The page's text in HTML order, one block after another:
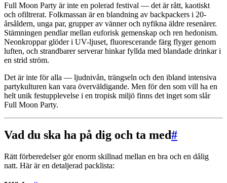
Full Moon Party är inte en polerad festival — det är rått, kaotiskt
och ofiltrerat. Folkmassan är en blandning av backpackers i 20-
årsåldern, unga par, grupper av vänner och nyfikna äldre resenärer.
Stämningen pendlar mellan euforisk gemenskap och ren hedonism.
Neonkroppar glöder i UV-ljuset, fluorescerande färg flyger genom
luften, och strandbarer serverar hinkar fyllda med blandade drinkar i
en strid ström.
Det är inte för alla — ljudnivån, trängseln och den ibland intensiva
partykulturen kan vara överväldigande. Men för den som vill ha en
helt unik festupplevelse i en tropisk miljö finns det inget som slår
Full Moon Party.
Vad du ska ha på dig och ta med#
Rätt förberedelser gör enorm skillnad mellan en bra och en dålig
natt. Här är en detaljerad packlista: